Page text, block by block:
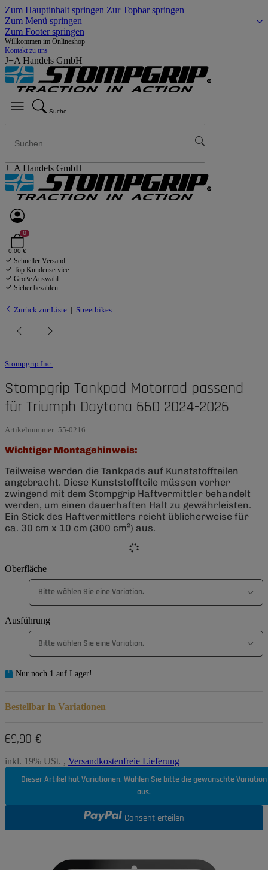
Zum Hauptinhalt springen Zur Topbar springen
Zum Menü springen
Zum Footer springen
Willkommen im Onlineshop
Kontakt zu uns
J+A Handels GmbH
Suche
J+A Handels GmbH
0
0,00 €
Schneller Versand
Top Kundenservice
Große Auswahl
Sicher bezahlen
Zurück zur Liste Streetbikes
Stompgrip Inc.
Stompgrip Tankpad Motorrad passend
für Triumph Daytona 660 2024-2026
Artikelnummer: 55-0216
Wichtiger Montagehinweis:
Teilweise werden die Tankpads auf Kunststoffteilen
angebracht. Diese Kunststoffteile müssen vorher
zwingend mit dem Stompgrip Haftvermittler behandelt
werden, um einen dauerhaften Halt zu gewährleisten.
Ein Stick des Haftvermittlers reicht üblicherweise für
ca. 30 cm x 10 cm (300 cm²) aus.
Oberfläche
Bitte wählen Sie eine Variation.
Ausführung
Bitte wählen Sie eine Variation.
Nur noch 1 auf Lager!
Bestellbar in Variationen
69,90 €
inkl. 19% USt. , Versandkostenfreie Lieferung
Dieser Artikel hat Variationen. Wählen Sie bitte die gewünschte Variation
aus.
Consent erteilen